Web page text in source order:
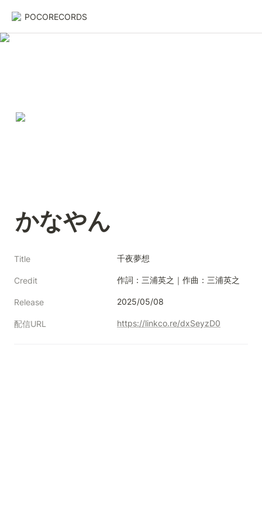
POCORECORDS
かなやん
Title 千夜夢想
Credit 作詞：三浦英之｜作曲：三浦英之
Release 2025/05/08
配信URL https://linkco.re/dxSeyzD0